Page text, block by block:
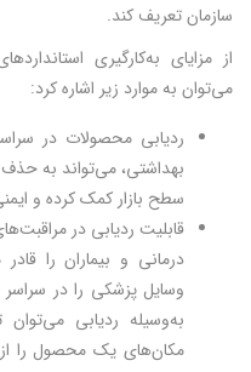
سازمان تعریف ‌کند.
از مزایای به‌کارگیری
می‌توان به موارد زیر اشاره کرد:
ردیابی محصولات در
بهداشتی، می‌تواند به
سطح بازار کمک کرده و
قابلیت ردیابی در
درمانی و بیماران را
وسایل پزشکی را در
به‌وسیله ردیابی می‌توان
مکان‌های یک محصول را